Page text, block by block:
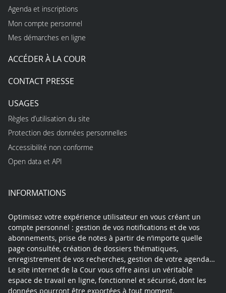
Agenda et inscriptions
Mon compte personnel
Mes démarches en ligne
ACCÉDER À LA COUR
CONTACT PRESSE
USAGES
Règles d’utilisation du site
Protection des données personnelles
Accessibilité non conforme
Open data et API
INFORMATIONS
Optimisez votre expérience utilisateur en vous créant un
compte personnel : gestion de vos notifications et de vos
abonnements, prise de notes à partir de n’importe quelle
page consultée, création de dossiers thématiques,
enregistrement de vos recherches, gestion de votre agenda…
Le site internet de la Cour vous offre ainsi un véritable
espace de travail en ligne, fonctionnel et sécurisé, dont les
données pourront être exportées à tout moment.